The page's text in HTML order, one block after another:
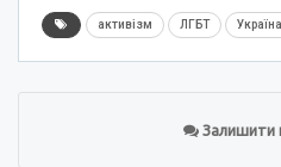
активізм ЛГБТ Україна
Залишити